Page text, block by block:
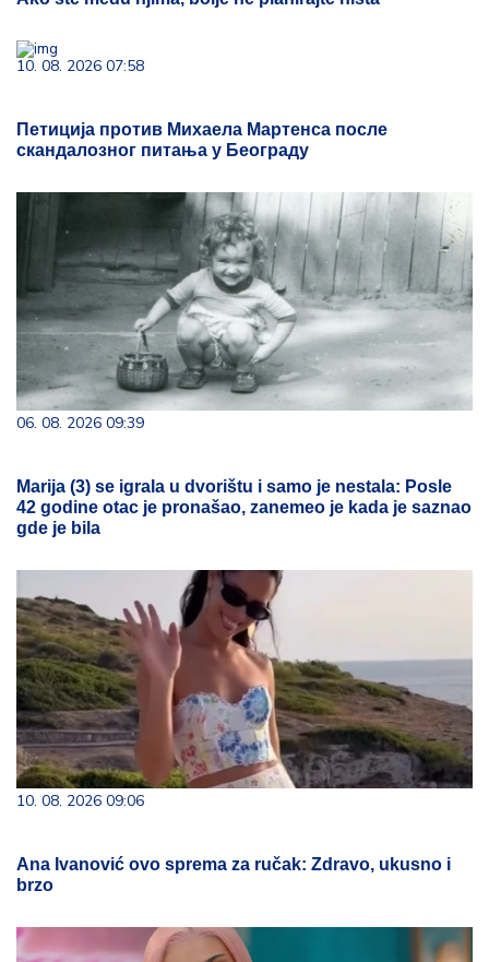
10. 08. 2026 07:58
Петиција против Михаела Мартенса после
скандалозног питања у Београду
06. 08. 2026 09:39
Marija (3) se igrala u dvorištu i samo je nestala: Posle
42 godine otac je pronašao, zanemeo je kada je saznao
gde je bila
10. 08. 2026 09:06
Ana Ivanović ovo sprema za ručak: Zdravo, ukusno i
brzo